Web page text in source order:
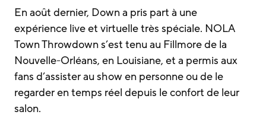
En août dernier, Down a pris part à une
expérience live et virtuelle très spéciale. NOLA
Town Throwdown s’est tenu au Fillmore de la
Nouvelle-Orléans, en Louisiane, et a permis aux
fans d’assister au show en personne ou de le
regarder en temps réel depuis le confort de leur
salon.